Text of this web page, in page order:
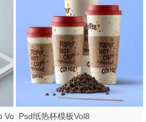
Vol3Psd纸热杯模板Vol8